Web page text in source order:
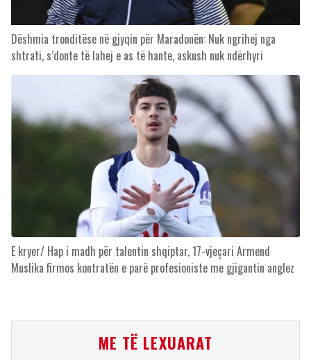
Dëshmia tronditëse në gjyqin për Maradonën: Nuk ngrihej nga
shtrati, s’donte të lahej e as të hante, askush nuk ndërhyri
E kryer/ Hap i madh për talentin shqiptar, 17-vjeçari Armend
Muslika firmos kontratën e parë profesioniste me gjigantin anglez
ME TË LEXUARAT